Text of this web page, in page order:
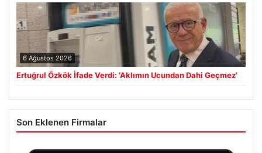
6 Ağustos 2026
Ertuğrul Özkök İfade Verdi: ‘Aklımın Ucundan Dahi Geçmez’
Son Eklenen Firmalar